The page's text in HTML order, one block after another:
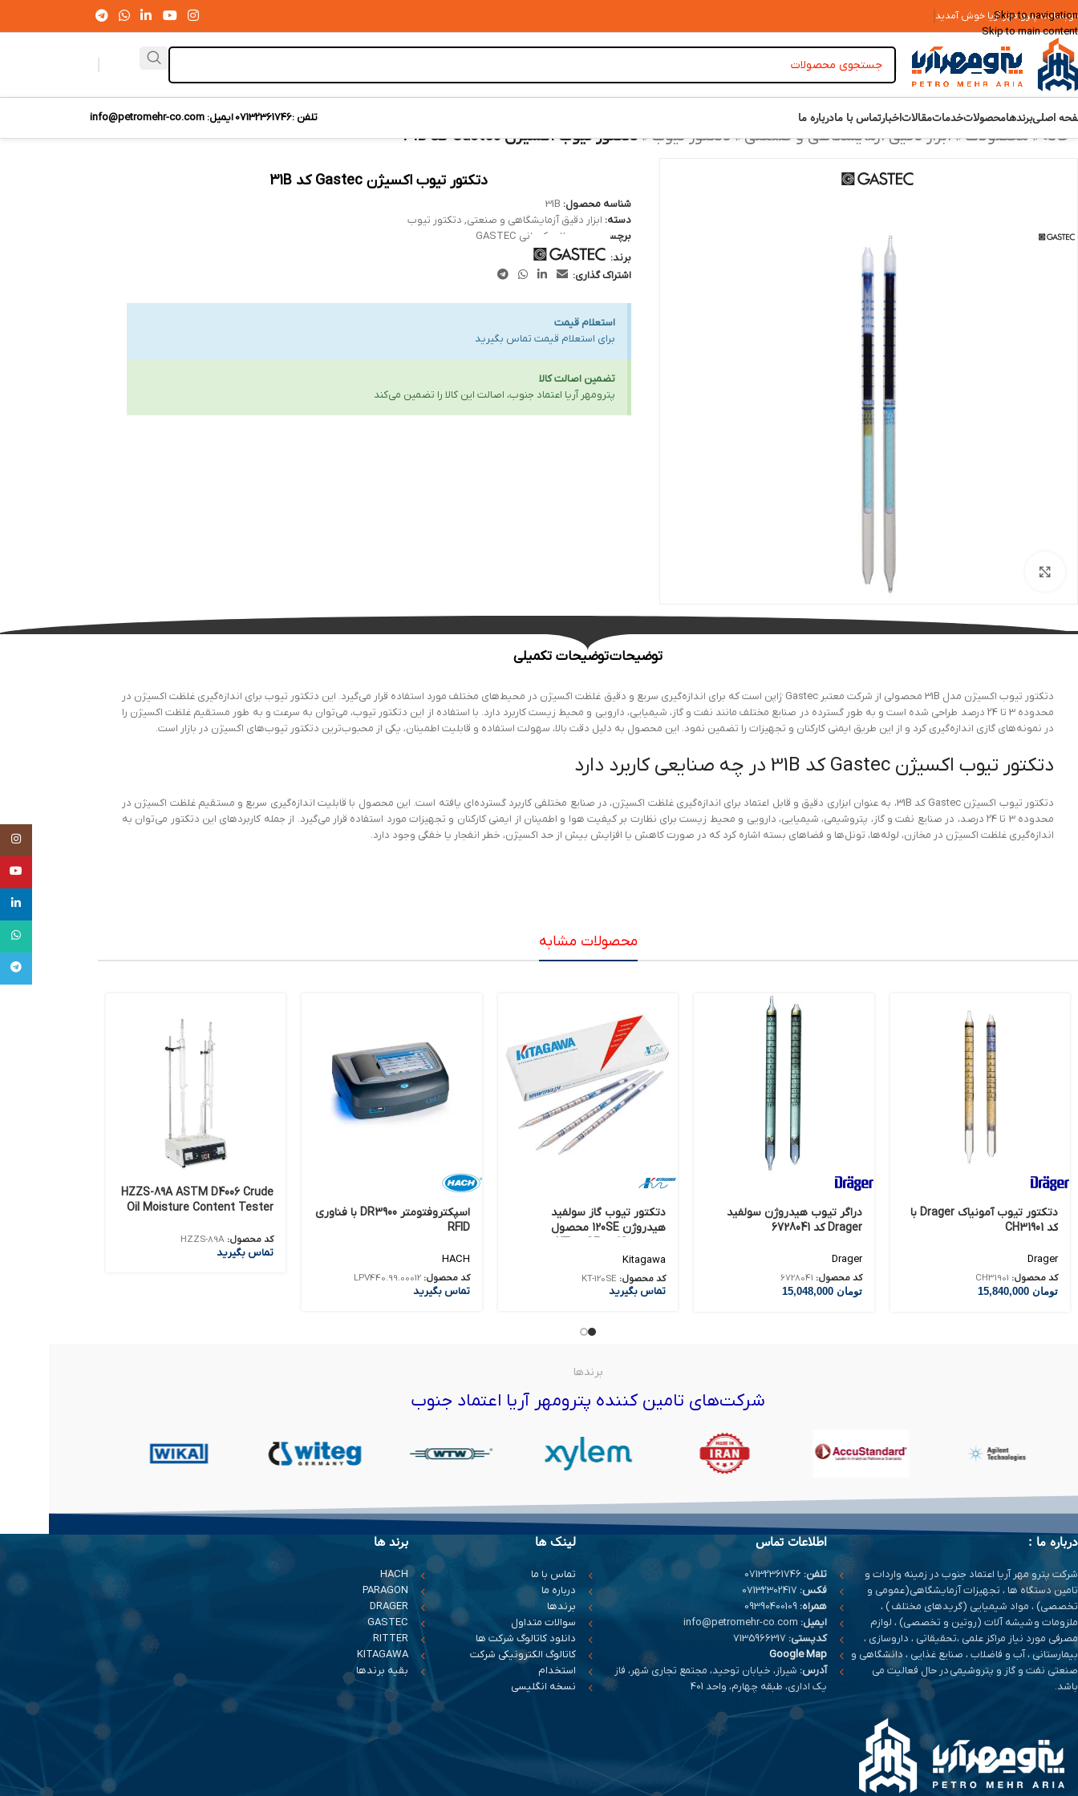
Skip to navigation
Skip to main content
وبسایت پترو مهر آریا خوش آمدید
اصلیبرندهامحصولاتخدماتمقالاتاخبارتماس با مادرباره ما تلفن :07132361746 ایمیل: info@petromehr-co.com
خانه»محصولات»ابزار دقیق آزمایشگاهی و صنعتی»دتکتور تیوب»دتکتور تیوب اکسیژن Gastec کد 31B
دتکتور تیوب اکسیژن Gastec کد 31B
شناسه محصول: 31B
دسته: ابزار دقیق آزمایشگاهی و صنعتی, دتکتور تیوب
برچسب:
محصولات کمپانی GASTEC
برند:
اشتراک گذاری:
استعلام قیمت
برای استعلام قیمت تماس بگیرید
تضمین اصالت کالا
پترومهر آریا اعتماد جنوب، اصالت این کالا را تضمین می‌کند
توضیحاتتوضیحات تکمیلی
دتکتور تیوب اکسیژن مدل 31B محصولی از شرکت معتبر Gastec ژاپن است که برای اندازه‌گیری سریع و دقیق غلظت اکسیژن در محیط‌های مختلف مورد استفاده قرار می‌گیرد. این دتکتور تیوب برای اندازه‌گیری غلظت اکسیژن در
محدوده 3 تا 24 درصد طراحی شده است و به طور گسترده در صنایع مختلف مانند نفت و گاز، شیمیایی، دارویی و محیط زیست کاربرد دارد. با استفاده از این دتکتور تیوب، می‌توان به سرعت و به طور مستقیم غلظت اکسیژن را
در نمونه‌های گازی اندازه‌گیری کرد و از این طریق ایمنی کارکنان و تجهیزات را تضمین نمود. این محصول به دلیل دقت بالا، سهولت استفاده و قابلیت اطمینان، یکی از محبوب‌ترین دتکتور تیوب‌های اکسیژن در بازار است.
دتکتور تیوب اکسیژن Gastec کد 31B در چه صنایعی کاربرد دارد
دتکتور تیوب اکسیژن Gastec کد 31B، به عنوان ابزاری دقیق و قابل اعتماد برای اندازه‌گیری غلظت اکسیژن، در صنایع مختلفی کاربرد گسترده‌ای یافته است. این محصول با قابلیت اندازه‌گیری سریع و مستقیم غلظت اکسیژن در
محدوده 3 تا 24 درصد، در صنایع نفت و گاز، پتروشیمی، شیمیایی، دارویی و محیط زیست برای نظارت بر کیفیت هوا و اطمینان از ایمنی کارکنان و تجهیزات مورد استفاده قرار می‌گیرد. از جمله کاربردهای این دتکتور می‌توان به
اندازه‌گیری غلظت اکسیژن در مخازن، لوله‌ها، تونل‌ها و فضاهای بسته اشاره کرد که در صورت کاهش یا افزایش بیش از حد اکسیژن، خطر انفجار یا خفگی وجود دارد.
محصولات مشابه
دتکتور تیوب آمونیاک Drager با
کد CH31901
Drager
کد محصول: CH31901
تومان
دراگر تیوب هیدروژن سولفید
Drager کد 6728041
Drager
کد محصول: 6728041
تومان 15,048,000
دتکتور تیوب گاز سولفید
هیدروژن 120SE محصول
Kitagawa
کد محصول: KT-120SE
تماس بگیرید
اسپکتروفتومتر DR3900 با فناوری
RFID
HACH
کد محصول:LPV440.99.00012
تماس بگیرید
HZZS-89A ASTM D4006 Crude
Oil Moisture Content Tester
کد محصول: HZZS-89A
تماس بگیرید
برندها
شرکت‌های تامین کننده پترومهر آریا اعتماد جنوب
درباره ما :
شرکت پترو مهر آریا اعتماد جنوب در زمینه واردات و
تامین دستگاه ها ، تجهیزات آزمایشگاهی(عمومی و
تخصصی) ، مواد شیمیایی (گریدهای مختلف ) ،
ملزومات و شیشه آلات (روتین و تخصصی) ، لوازم
مصرفی مورد نیاز مراکز علمی ،تحقیقاتی ، داروسازی ،
بیمارستانی ، آب و فاضلاب ، صنایع غذایی ، دانشگاهی و
صنعتی نفت و گاز و پتروشیمی در حال فعالیت می
باشد.
اطلاعات تماس
تلفن:
فکس:
همراه:
ایمیل:
کدپستی:
Google Map
آدرس: شیراز، خیابان توحید، مجتمع تجاری شهر، فاز
یک اداری، طبقه چهارم، واحد 401
لینک ها
تماس با ما
درباره ما
برندها
سوالات متداول
دانلود کاتالوگ شرکت ها
کاتالوگ الکترونیکی شرکت
استخدام
نسخه انگلیسی
برند ها
HACH
PARAGON
DRAGER
GASTEC
RITTER
KITAGAWA
بقیه برندها